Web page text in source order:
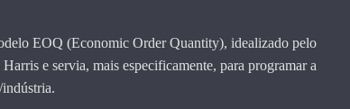
EOQ (Economic Order Quantity), idealizado pelo
e servia, mais especificamente, para programar a